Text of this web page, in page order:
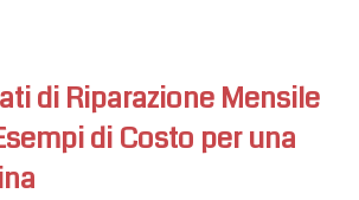
di Riparazione Mensile
di Costo per una